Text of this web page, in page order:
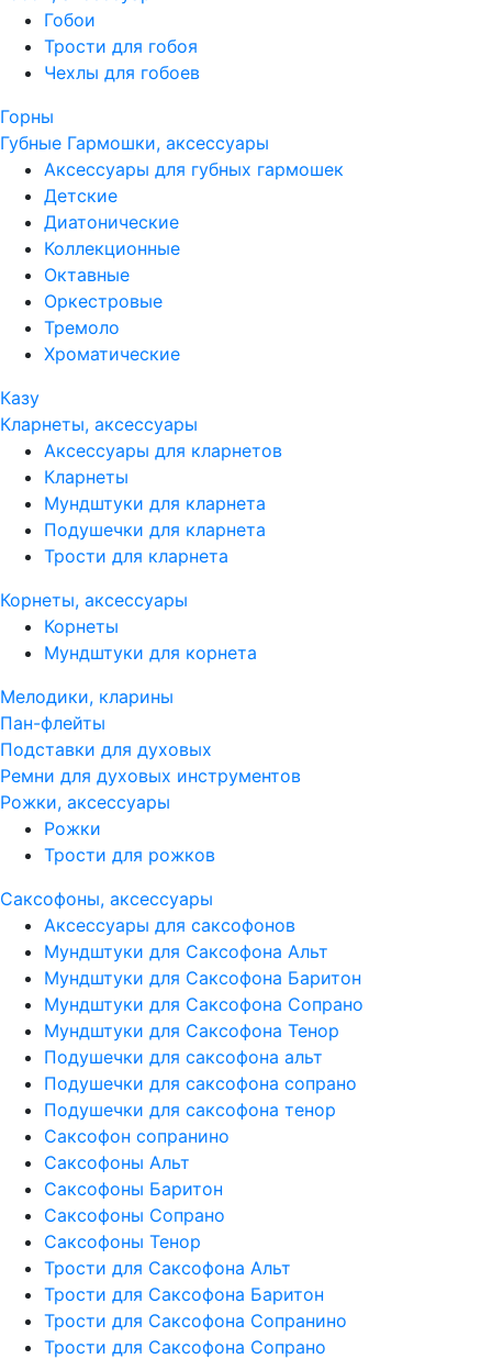
Гобои
Трости для гобоя
Чехлы для гобоев
Горны
Губные Гармошки, аксессуары
Аксессуары для губных гармошек
Детские
Диатонические
Коллекционные
Октавные
Оркестровые
Тремоло
Хроматические
Казу
Кларнеты, аксессуары
Аксессуары для кларнетов
Кларнеты
Мундштуки для кларнета
Подушечки для кларнета
Трости для кларнета
Корнеты, аксессуары
Корнеты
Мундштуки для корнета
Мелодики, кларины
Пан-флейты
Подставки для духовых
Ремни для духовых инструментов
Рожки, аксессуары
Рожки
Трости для рожков
Саксофоны, аксессуары
Аксессуары для саксофонов
Мундштуки для Саксофона Альт
Мундштуки для Саксофона Баритон
Мундштуки для Саксофона Сопрано
Мундштуки для Саксофона Тенор
Подушечки для саксофона альт
Подушечки для саксофона сопрано
Подушечки для саксофона тенор
Саксофон сопранино
Саксофоны Альт
Саксофоны Баритон
Саксофоны Сопрано
Саксофоны Тенор
Трости для Саксофона Альт
Трости для Саксофона Баритон
Трости для Саксофона Сопранино
Трости для Саксофона Сопрано